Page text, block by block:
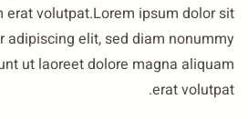
erat volutpat.Lorem ipsum dolor
adipiscing elit, sed diam
ut laoreet dolore magna
erat